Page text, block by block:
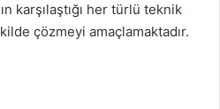
karşılaştığı her türlü teknik
çözmeyi amaçlamaktadır.